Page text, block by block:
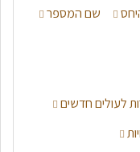
שם המספר
לעולים חדשים